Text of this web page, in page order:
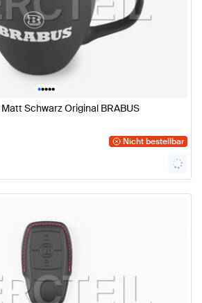
•••••
Schwarz Original BRABUS
Nicht bestellbar